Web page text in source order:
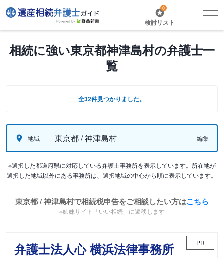
0
検討リスト
相続に強い東京都神津島村の弁護士一
覧
全32件見つかりました。
地域 東京都 / 神津島村 編集
※選択した都道府県に対応している弁護士事務所を表示しています。所在地が
選択した地域以外にある事務所は、選択地域の中心から順に表示しています。
東京都 / 神津島村で相続税申告をご相談したい方はこちら
※姉妹サイト「いい相続」に遷移します
弁護士法人心 横浜法律事務所 PR